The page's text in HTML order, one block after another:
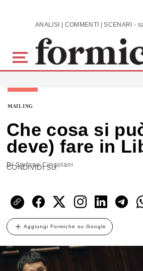
Skip to main content
MAILING
Che cosa si
deve) fare in
DiStefano Cingolani
CONDIVIDI SU:
Aggiungi Formiche su Google